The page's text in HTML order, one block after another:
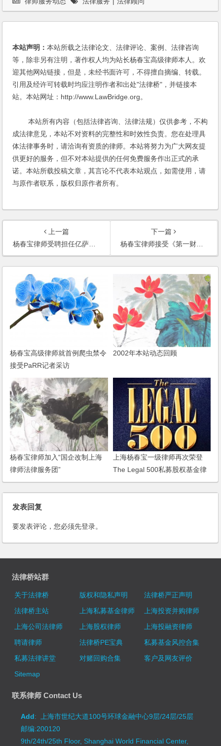
本站声明：本站所载之法律论文、法律评论、案例、法律咨询
等，除非另有注明，著作权人均为站长杨春宝高级律师本人。欢
迎其他网站链接，但是，未经书面许可，不得擅自摘编、转载。
引用及经许可转载时均应注明作者和出处"法律桥"，并链接本
站。本站网址：http://www.LawBridge.org。
本站所有内容（包括法律咨询、法律法规）仅供参考，不构
成法律意见，本站不对资料的完整性和时效性负责。您在处理具
体法律事务时，请洽询有资质的律师。本站将努力为广大网友提
供更好的服务，但不对本站提供的任何免费服务作出正式的承
诺。本站所载投稿文章，其言论不代表本站观点，如需使用，请
与原作者联系，版权归原作者所有。
上一篇
杨春宝律师受聘担任亿萨佧传动机械（上海）有限公司法律顾问
下一篇
杨春宝律师接受《第一财经日报》的采访
杨春宝高级律师就首例爬虫禁令
接受PaRR记者采访
2002年本站动态回顾
杨春宝律师加入“国企改制上海
律师法律服务团”
上海杨春宝一级律师再次荣登
The Legal 500私募股权基金律
师榜单
发表回复
要发表评论，您必须先登录。
法律桥站群
关于法律桥 版权和隐私声明
法律桥严正声明
法律桥主站
上海私募基金律师
上海投资并购律师
上海公司法律师
上海股权律师
上海投融资律师
聘请律师
法律桥PE宝典
私募基金风控合集
私募法律讲堂
对赌回购合集
客户及网友评价
Sitemap
联系律师 Contact Us
Add: 上海市世纪大道100号环球金融中心9层/24层/25层
邮编:200120
9th/24th/25th Floor, Shanghai World Financial Center,